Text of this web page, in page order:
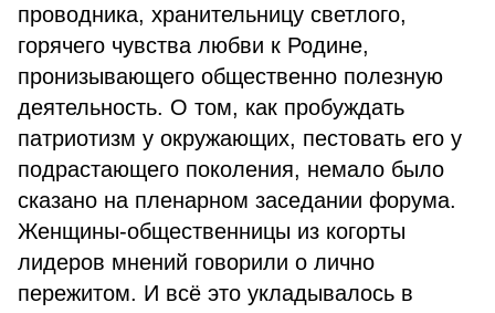
проводника, хранительницу светлого,
горячего чувства любви к Родине,
пронизывающего общественно полезную
деятельность. О том, как пробуждать
патриотизм у окружающих, пестовать его у
подрастающего поколения, немало было
сказано на пленарном заседании форума.
Женщины-общественницы из когорты
лидеров мнений говорили о лично
пережитом. И всё это укладывалось в